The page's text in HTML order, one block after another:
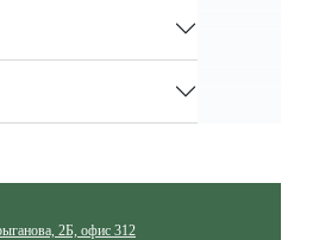
2Б, офис 312